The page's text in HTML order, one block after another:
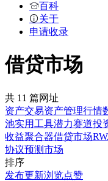
百科
关于
申请收录
借贷市场
共 11 篇网址
资产交易资产管理行情
池实用工具潜力赛道投
收益聚合器借贷市场
协议预测市场
排序
发布更新浏览点赞